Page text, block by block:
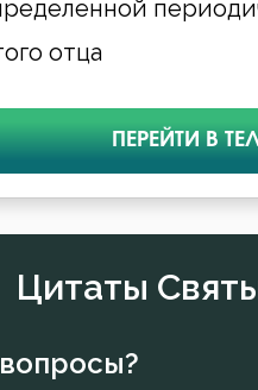
отца
ПЕРЕЙТИ В
Цитаты